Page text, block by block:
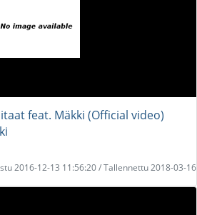
feat. Mäkki (Official video)
2016-12-13 11:56:20 / Tallennettu 2018-03-16